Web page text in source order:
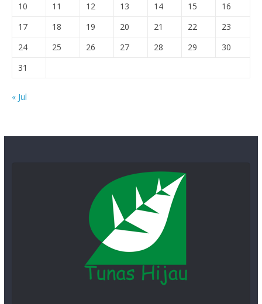
10
11 12 13 14 15
16
17
18 19 20 21 22
23
24
25 26 27 28 29
30
31
« Jul